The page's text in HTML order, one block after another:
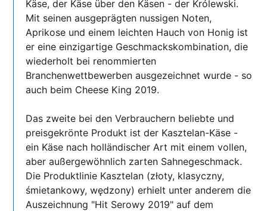
Käse, der Käse über den Käsen - der Królewski.
Mit seinen ausgeprägten nussigen Noten,
Aprikose und einem leichten Hauch von Honig ist
er eine einzigartige Geschmackskombination, die
wiederholt bei renommierten
Branchenwettbewerben ausgezeichnet wurde - so
auch beim Cheese King 2019.
Das zweite bei den Verbrauchern beliebte und
preisgekrönte Produkt ist der Kasztelan-Käse -
ein Käse nach holländischer Art mit einem vollen,
aber außergewöhnlich zarten Sahnegeschmack.
Die Produktlinie Kasztelan (złoty, klasyczny,
śmietankowy, wędzony) erhielt unter anderem die
Auszeichnung "Hit Serowy 2019" auf dem